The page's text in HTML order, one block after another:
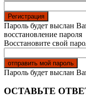
Пароль будет выслан
восстановление пароля
Восстановите свой
Пароль будет выслан
ОСТАВЬТЕ